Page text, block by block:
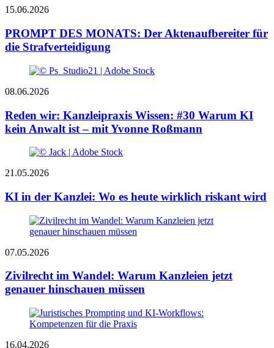
15.06.2026
PROMPT DES MONATS: Der Aktenaufbereiter für
die Strafverteidigung
08.06.2026
Reden wir: Kanzleipraxis Wissen: #30 Warum KI
kein Anwalt ist – mit Yvonne Roßmann
21.05.2026
KI in der Kanzlei: Wo es heute wirklich riskant wird
07.05.2026
Zivilrecht im Wandel: Warum Kanzleien jetzt
genauer hinschauen müssen
16.04.2026